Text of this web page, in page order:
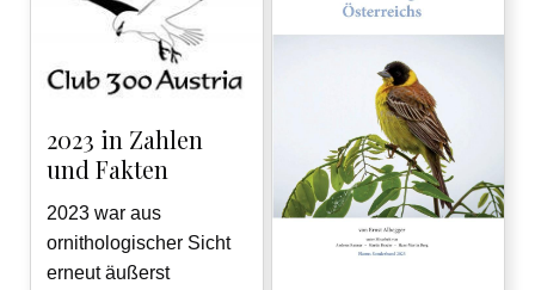
2023 in Zahlen
und Fakten
2023 war aus
ornithologischer Sicht
erneut äußerst